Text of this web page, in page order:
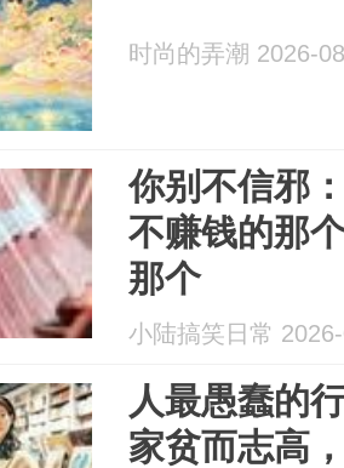
时尚的弄潮 2026-
你别不信邪
不赚钱的那
那个
小陆搞笑日常
人最愚蠢的
家贫而志高